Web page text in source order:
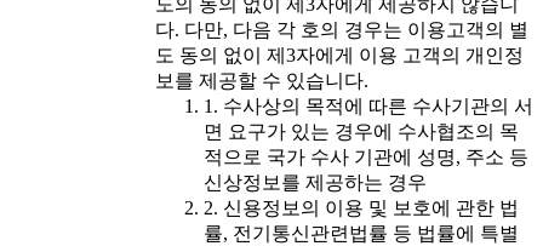
도의 동의 없이 제3자에게 제공하지 않습니
다. 다만, 다음 각 호의 경우는 이용고객의 별
도 동의 없이 제3자에게 이용 고객의 개인정
보를 제공할 수 있습니다.
1. 수사상의 목적에 따른 수사기관의 서
면 요구가 있는 경우에 수사협조의 목
적으로 국가 수사 기관에 성명, 주소 등
신상정보를 제공하는 경우
2. 신용정보의 이용 및 보호에 관한 법
률, 전기통신관련법률 등 법률에 특별